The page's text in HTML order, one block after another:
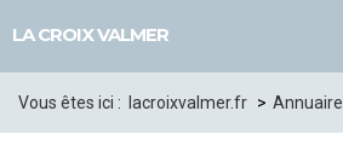
LA CROIX VALMER
Vous êtes ici : lacroixvalmer.fr Annuaire